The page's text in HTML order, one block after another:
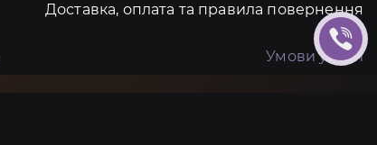
Доставка, оплата та правила повернення
Умови угоди